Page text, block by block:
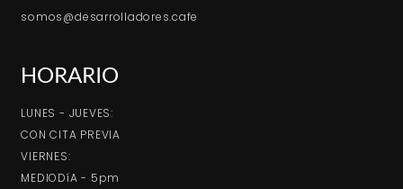
somos@desarrolladores.cafe
HORARIO
LUNES - JUEVES:
CON CITA PREVIA
VIERNES:
MEDIODíA - 5pm